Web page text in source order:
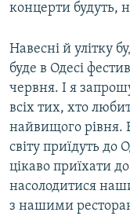
концерти будуть,
Навесні й улітку
буде в Одесі
червня. І я
всіх тих, хто
найвищого рівня.
світу приїдуть
цікаво приїхати
насолодитися
з нашими